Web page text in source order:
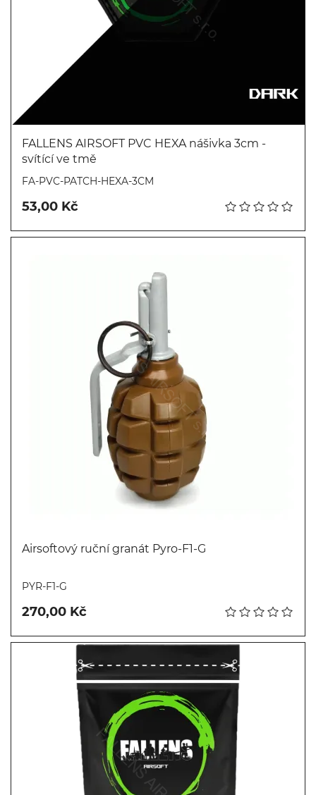
FALLENS AIRSOFT PVC HEXA nášivka 3cm -
svítící ve tmě
FA-PVC-PATCH-HEXA-3CM
53,00 Kč
Airsoftový ruční granát Pyro-F1-G
PYR-F1-G
270,00 Kč